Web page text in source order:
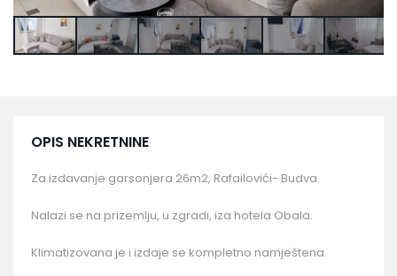
OPIS NEKRETNINE
Za izdavanje garsonjera 26m2, Rafailovići- Budva.
Nalazi se na prizemlju, u zgradi, iza hotela Obala.
Klimatizovana je i izdaje se kompletno namještena.